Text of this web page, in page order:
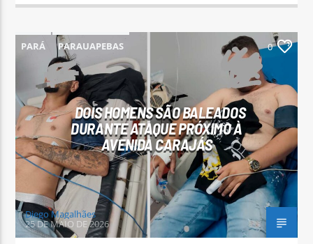
PARÁ PARAUAPEBAS 0
DOIS HOMENS SÃO BALEADOS
DURANTE ATAQUE PRÓXIMO À
AVENIDA CARAJÁS
Diego Magalhães
25 DE MAIO DE 2026